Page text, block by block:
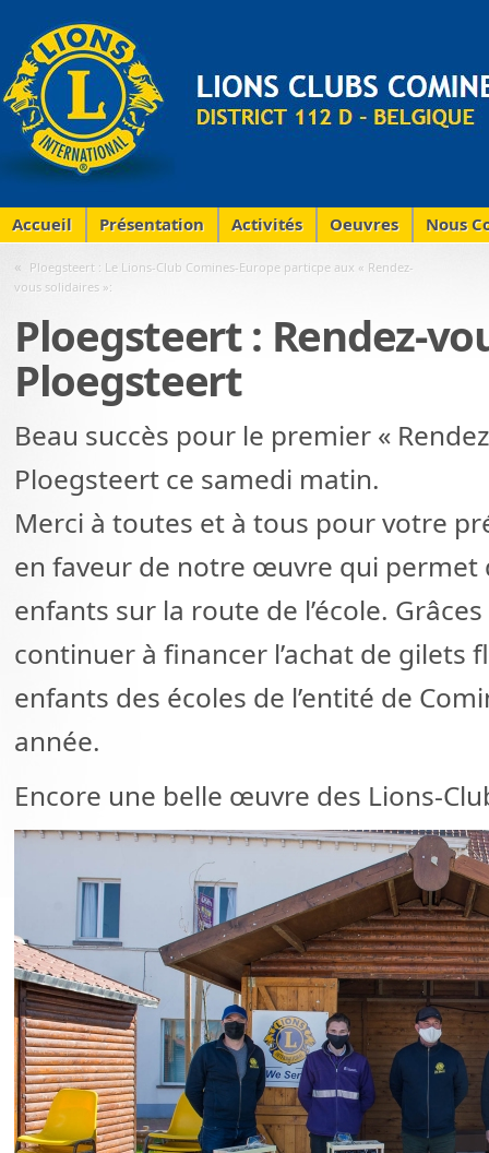
Accueil Présentation Activités Oeuvres Nous
« Ploegsteert : Le Lions-Club Comines-Europe particpe aux « Rendez-
vous solidaires »:
Ploegsteert : Rendez-
Ploegsteert
Beau succès pour le premier «
Ploegsteert ce samedi matin.
Merci à toutes et à tous pour votre
en faveur de notre œuvre qui permet
enfants sur la route de l’école.
continuer à financer l’achat de gilets
enfants des écoles de l’entité de
année.
Encore une belle œuvre des Lions-